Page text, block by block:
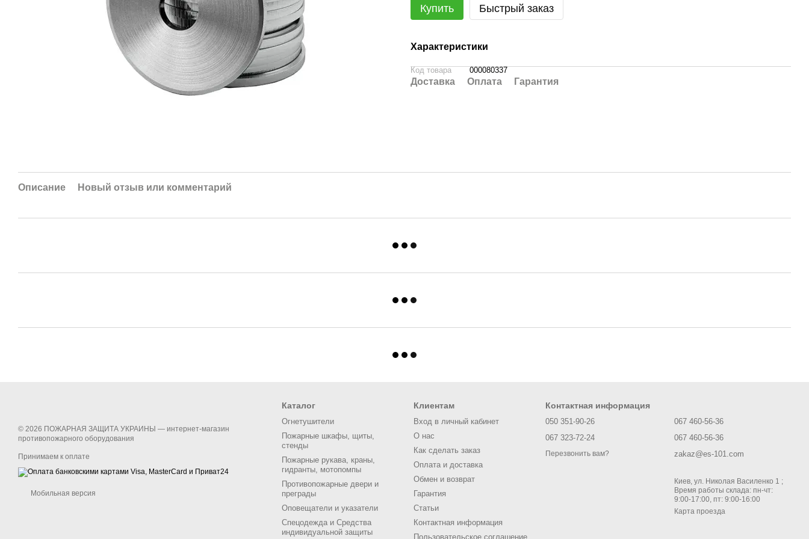
Купить Быстрый заказ
Характеристики
Код товара 000080337
Доставка Оплата Гарантия
Описание Новый отзыв или комментарий
© 2026 ПОЖАРНАЯ ЗАЩИТА УКРАИНЫ — интернет-магазин
противопожарного оборудования
Принимаем к оплате
Мобильная версия
Каталог
Огнетушители
Пожарные шкафы, щиты,
стенды
Пожарные рукава, краны,
гидранты, мотопомпы
Противопожарные двери и
преграды
Оповещатели и указатели
Спецодежда и Средства
индивидуальной защиты
Клиентам
Вход в личный кабинет
О нас
Как сделать заказ
Оплата и доставка
Обмен и возврат
Гарантия
Статьи
Контактная информация
Пользовательское соглашение
Контактная информация
050 351-90-26
067 323-72-24
Перезвонить вам?
067 460-56-36
067 460-56-36
zakaz@es-101.com
Киев, ул. Николая Василенко 1 ;
Время работы склада: пн-чт:
9:00-17:00, пт: 9:00-16:00
Карта проезда